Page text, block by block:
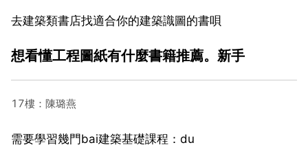
去建築類書店找適合你的建築識圖的書唄
想看懂工程圖紙有什麼書籍推薦。新手
17樓：陳璐燕
需要學習幾門bai建築基礎課程：du